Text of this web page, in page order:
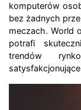
komputerów
bez żadnych
meczach. World
potrafi
trendów